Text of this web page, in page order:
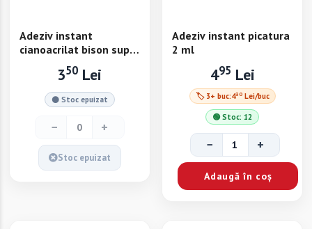
Adeziv instant
cianoacrilat bison super
glue 35400 - 3g
350 Lei
⚫ Stoc epuizat
− +
Stoc epuizat
Adeziv instant picatura
2 ml
495 Lei
🏷 3+ buc:430Lei/buc
🟢 Stoc: 12
− +
Adaugă în coș